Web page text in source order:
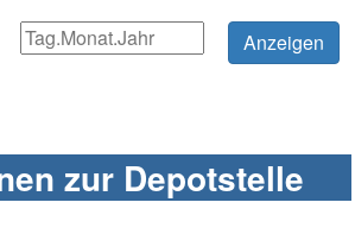
zur Depotstelle